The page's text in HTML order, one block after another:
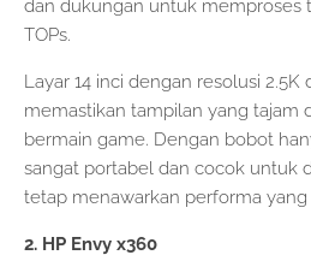
dan dukungan untuk memproses
TOPs.
Layar 14 inci dengan resolusi 2.5K
memastikan tampilan yang tajam
bermain game. Dengan bobot
sangat portabel dan cocok untuk
tetap menawarkan performa yang
2. HP Envy x360